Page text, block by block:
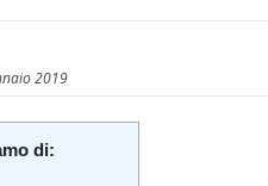
2019
di: